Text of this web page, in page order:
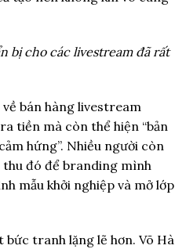
bị cho các livestream đã rất
bán hàng livestream
tiền mà còn thể hiện “bản
hứng”. Nhiều người còn
đó để branding mình
mẫu khởi nghiệp và mở lớp
bức tranh lặng lẽ hơn. Võ Hà